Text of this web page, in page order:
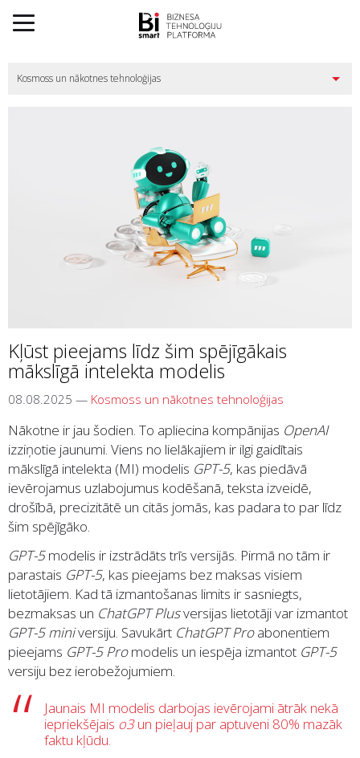
Kļūst pieejams līdz šim spējīgākais
mākslīgā intelekta modelis
08.08.2025 — Kosmoss un nākotnes tehnoloģijas
Nākotne ir jau šodien. To apliecina kompānijas OpenAI
izziņotie jaunumi. Viens no lielākajiem ir ilgi gaidītais
mākslīgā intelekta (MI) modelis GPT-5, kas piedāvā
ievērojamus uzlabojumus kodēšanā, teksta izveidē,
drošībā, precizitātē un citās jomās, kas padara to par līdz
šim spējīgāko.
GPT-5modelis ir izstrādāts trīs versijās. Pirmā no tām ir
parastais GPT-5, kas pieejams bez maksas visiem
lietotājiem. Kad tā izmantošanas limits ir sasniegts,
bezmaksas un ChatGPT Plusversijas lietotāji var izmantot
GPT-5 miniversiju. Savukārt ChatGPT Proabonentiem
pieejams GPT-5 Promodelis un iespēja izmantot GPT-5
versiju bez ierobežojumiem.
Jaunais MI modelis darbojas ievērojami ātrāk nekā
iepriekšējais o3un pieļauj par aptuveni 80% mazāk
faktu kļūdu.